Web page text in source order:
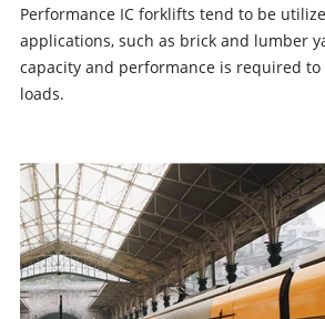
Performance IC forklifts tend to be
applications, such as brick and lumber
capacity and performance is required to
loads.